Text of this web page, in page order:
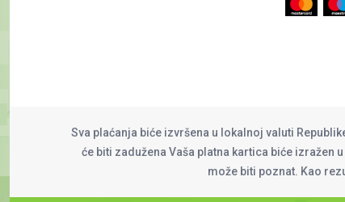
Sva plaćanja biće izvršena u lokalnoj valuti
će biti zadužena Vaša platna kartica biće
može biti poznat. Kao